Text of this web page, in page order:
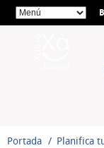
Portada Planifica